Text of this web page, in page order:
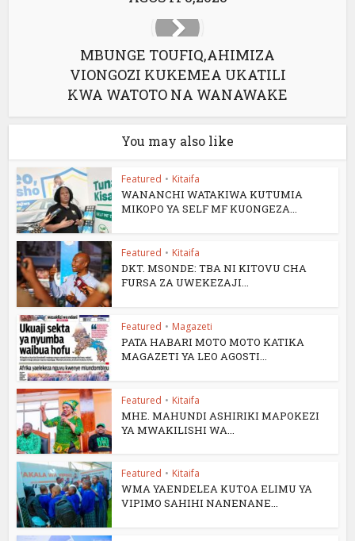
MBUNGE TOUFIQ,AHIMIZA
VIONGOZI KUKEMEA UKATILI
KWA WATOTO NA WANAWAKE
You may also like
Featured • Kitaifa
WANANCHI WATAKIWA KUTUMIA
MIKOPO YA SELF MF KUONGEZA...
Featured • Kitaifa
DKT. MSONDE: TBA NI KITOVU CHA
FURSA ZA UWEKEZAJI...
Featured • Magazeti
PATA HABARI MOTO MOTO KATIKA
MAGAZETI YA LEO AGOSTI...
Featured • Kitaifa
MHE. MAHUNDI ASHIRIKI MAPOKEZI
YA MWAKILISHI WA...
Featured • Kitaifa
WMA YAENDELEA KUTOA ELIMU YA
VIPIMO SAHIHI NANENANE...